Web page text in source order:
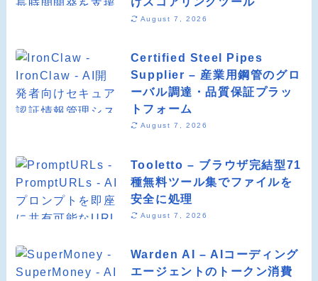
August 7, 2026
Certified Steel Pipes
Supplier – 産業用鋼管のグロ
ーバル調達・品質保証プラッ
トフォーム
August 7, 2026
Tooletto – ブラウザ完結型71
種無料ツール集でファイルを
安全に処理
August 7, 2026
Warden AI – AIコーディング
エージェントのトークン消費